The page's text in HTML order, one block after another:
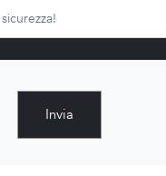
Invia